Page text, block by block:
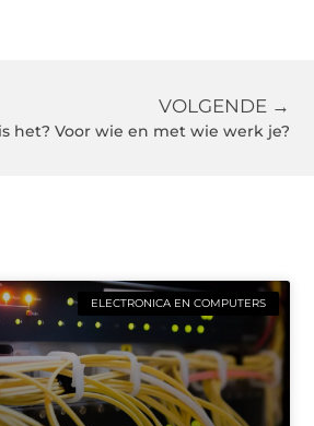
VOLGENDE →
het? Voor wie en met wie werk je?
ELECTRONICA EN COMPUTERS